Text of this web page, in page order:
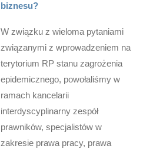
biznesu?
W związku z wieloma pytaniami
związanymi z wprowadzeniem na
terytorium RP stanu zagrożenia
epidemicznego, powołaliśmy w
ramach kancelarii
interdyscyplinarny zespół
prawników, specjalistów w
zakresie prawa pracy, prawa